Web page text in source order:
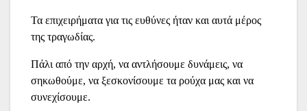
Τα επιχειρήματα για τις ευθύνες ήταν και αυτά μέρος
της τραγωδίας.
Πάλι από την αρχή, να αντλήσουμε δυνάμεις, να
σηκωθούμε, να ξεσκονίσουμε τα ρούχα μας και να
συνεχίσουμε.